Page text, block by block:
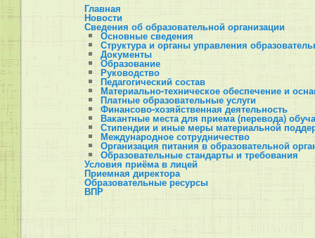
Главная
Новости
Сведения об образовательной организации
Основные сведения
Структура и органы управления
Документы
Образование
Руководство
Педагогический состав
Материально-техническое обеспечение и
Платные образовательные услуги
Финансово-хозяйственная деятельность
Вакантные места для приема (перевода)
Стипендии и иные меры материальной
Международное сотрудничество
Организация питания в образовательной
Образовательные стандарты и требования
Условия приёма в лицей
Приемная директора
Образовательные ресурсы
ВПР